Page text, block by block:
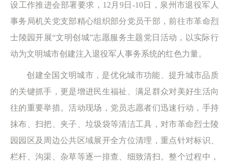
设工作推进会部署要求，12月9日-10日，泉州市退役军人
事务局机关党支部精心组织部分党员干部，前往市革命烈
士陵园开展“文明创城”志愿服务主题党日活动，以实际行
动为文明城市创建注入退役军人事务系统的红色力量。
创建全国文明城市，是优化城市功能、提升城市品质
的关键抓手，更是增进民生福祉、满足群众对美好生活向
往的重要举措。活动现场，党员志愿者们迅速行动，手持
抹布、扫把、夹子、垃圾袋等清洁工具，对市革命烈士陵
园园区及周边公共区域展开全方位清理，重点针对标识、
栏杆、沟渠、杂草等逐一排查、细致清扫。整个过程中，